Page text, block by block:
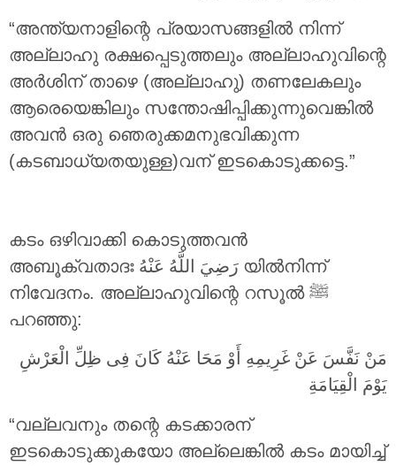
“അന്ത്യനാളിന്റെ പ്രയാസങ്ങളിൽ നിന്ന്
അല്ലാഹു രക്ഷപ്പെടുത്തലും അല്ലാഹുവിന്റെ
അർശിന് താഴെ (അല്ലാഹു) തണലേകലും
ആരെയെങ്കിലും സന്തോഷിപ്പിക്കുന്നുവെങ്കിൽ
അവൻ ഒരു ഞെരുക്കമനുഭവിക്കുന്ന
(കടബാധ്യതയുള്ള)വന് ഇടകൊടുക്കട്ടെ.”
കടം ഒഴിവാക്കി കൊടുത്തവൻ
അബൂക്വതാദഃ
യിൽനിന്ന്
നിവേദനം. അല്ലാഹുവിന്റെ റസൂൽ ‎ﷺ
പറഞ്ഞു:
مَنْ نَفَّسَ عَنْ غَرِيمِهِ أَوْ مَحَا عَنْهُ كَانَ فِى ظِلِّ الْعَرْشِ
يَوْمَ الْقِيَامَةِ
“വല്ലവനും തന്റെ കടക്കാരന്
ഇടകൊടുക്കുകയോ അല്ലെങ്കിൽ കടം മായിച്ച്